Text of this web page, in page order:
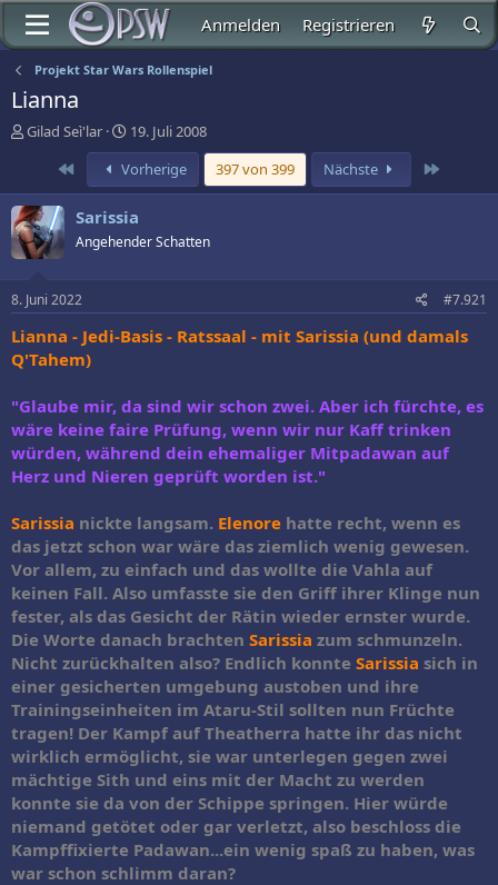
Anmelden Registrieren
Projekt Star Wars Rollenspiel
Lianna
E
t
e
l
l
r
Gilad Seì'lar
E
r
s
t
e
l
l
m
19. Juli 2008
Erste
Vorherige 397 von 399 Nächste
Sarissia
Angehender Schatten
8. Juni 2022 #7.921
Lianna - Jedi-Basis - Ratssaal - mit Sarissia (und damals
Q'Tahem)
"Glaube mir, da sind wir schon zwei. Aber ich fürchte, es
wäre keine faire Prüfung, wenn wir nur Kaff trinken
würden, während dein ehemaliger Mitpadawan auf
Herz und Nieren geprüft worden ist."
Sarissia nickte langsam. Elenore hatte recht, wenn es
das jetzt schon war wäre das ziemlich wenig gewesen.
Vor allem, zu einfach und das wollte die Vahla auf
keinen Fall. Also umfasste sie den Griff ihrer Klinge nun
fester, als das Gesicht der Rätin wieder ernster wurde.
Die Worte danach brachten Sarissia zum schmunzeln.
Nicht zurückhalten also? Endlich konnte Sarissia sich in
einer gesicherten umgebung austoben und ihre
Trainingseinheiten im Ataru-Stil sollten nun Früchte
tragen! Der Kampf auf Theatherra hatte ihr das nicht
wirklich ermöglicht, sie war unterlegen gegen zwei
mächtige Sith und eins mit der Macht zu werden
konnte sie da von der Schippe springen. Hier würde
niemand getötet oder gar verletzt, also beschloss die
Kampffixierte Padawan...ein wenig spaß zu haben, was
war schon schlimm daran?